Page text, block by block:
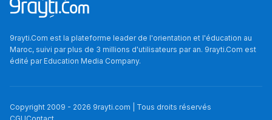
Ki Derti Liha
ومن الخارج، بشرى
9rayti.Com est la plateforme leader de l'orientation et l'éducation au
Maroc, suivi par plus de 3 millions d'utilisateurs par an. 9rayti.Com est
édité parEducation Media Company.
Copyright 2009 - 2026 9rayti.com | Tous droits réservés